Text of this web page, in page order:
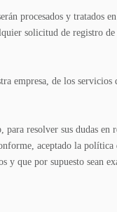
procesados y tratados
solicitud de registro
empresa, de los servicios
resolver sus dudas en
aceptado la
y que por supuesto sean